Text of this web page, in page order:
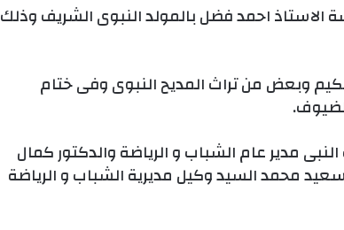
احمد فضل بالمولد النبوى الشريف وذلك
وبعض من تراث المديح النبوى وفى ختام
مدير عام الشباب و الرياضة والدكتور كمال
محمد السيد وكيل مديرية الشباب و الرياضة